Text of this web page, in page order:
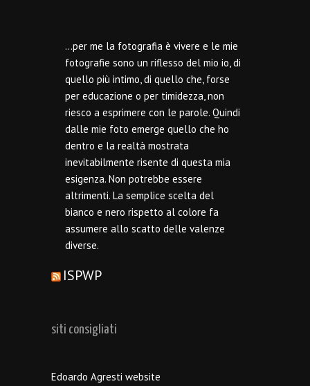
…per me la fotografia è vivere e le mie
fotografie sono un riflesso del mio io, di
quello più intimo, di quello che, forse
per educazione o per timidezza, non
riesco a esprimere con le parole. Quindi
dalle mie foto emerge quello che ho
dentro e la realtà mostrata
inevitabilmente risente di questa mia
esigenza. Non potrebbe essere
altrimenti. La semplice scelta del
bianco e nero rispetto al colore fa
assumere allo scatto delle valenze
diverse.
ISPWP
siti consigliati
Edoardo Agresti website